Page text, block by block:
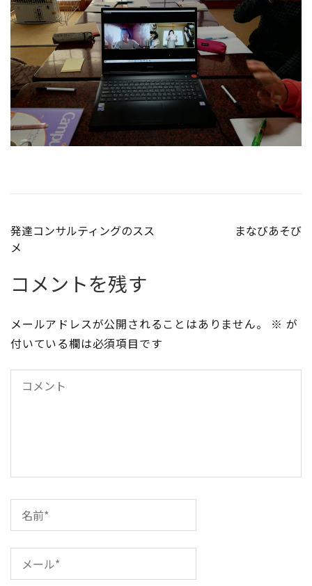
投
稿
ナ
ゲ
シ
発達コンサルティングのスス
メ
まなびあそび
コメントを残す
メールアドレスが公開されることはありません。 ※ が
付いている欄は必須項目です